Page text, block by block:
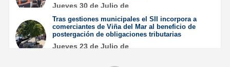
Jueves 30 de Julio de
Tras gestiones municipales el SII incorpora a
comerciantes de Viña del Mar al beneficio de
postergación de obligaciones tributarias
Jueves 23 de Julio de